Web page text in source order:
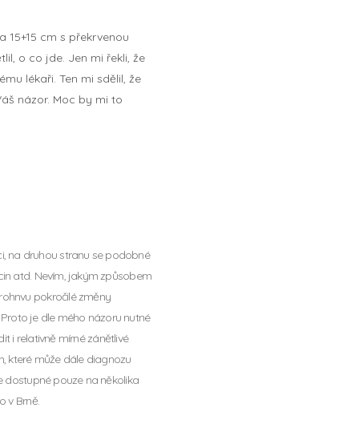
cm s překrvenou
o co jde. Jen mi řekli, že
lékaři. Ten mi sdělil, že
názor. Moc by mi to
na druhou stranu se podobné
atd. Nevím, jakým způsobem
pokročilé změny
je dle mého názoru nutné
i relativně mírné zánětlivé
které může dále diagnozu
dostupné pouze na několika
v Brně.